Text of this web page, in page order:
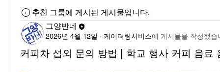
추천 그룹에 게시된 게시물입니다.
그양반네
2026년 4월 12일 · 케이터링서비스에 게시물을 작성했습
커피차 섭외 문의 방법 | 학교 행사 커피 음료